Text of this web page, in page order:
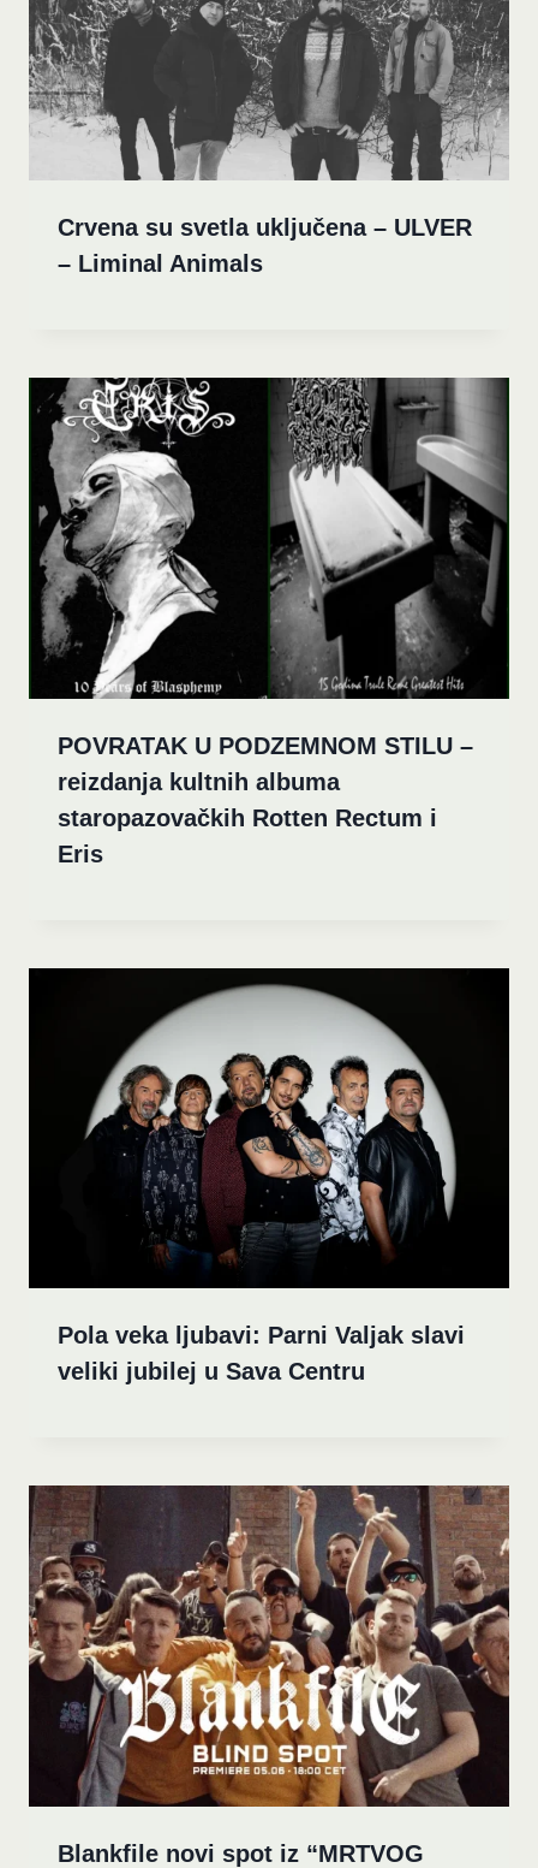
Crvena su svetla uključena – ULVER
– Liminal Animals
POVRATAK U PODZEMNOM STILU –
reizdanja kultnih albuma
staropazovačkih Rotten Rectum i
Eris
Pola veka ljubavi: Parni Valjak slavi
veliki jubilej u Sava Centru
Blankfile novi spot iz “MRTVOG